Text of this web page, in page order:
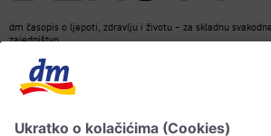
dm časopis o ljepoti, zdravlju i životu – za skladnu
zajedništvo.